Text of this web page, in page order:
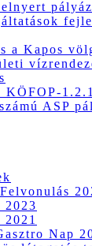
a Kapos
KÖFOP-
ASP
2023
2021
Nap